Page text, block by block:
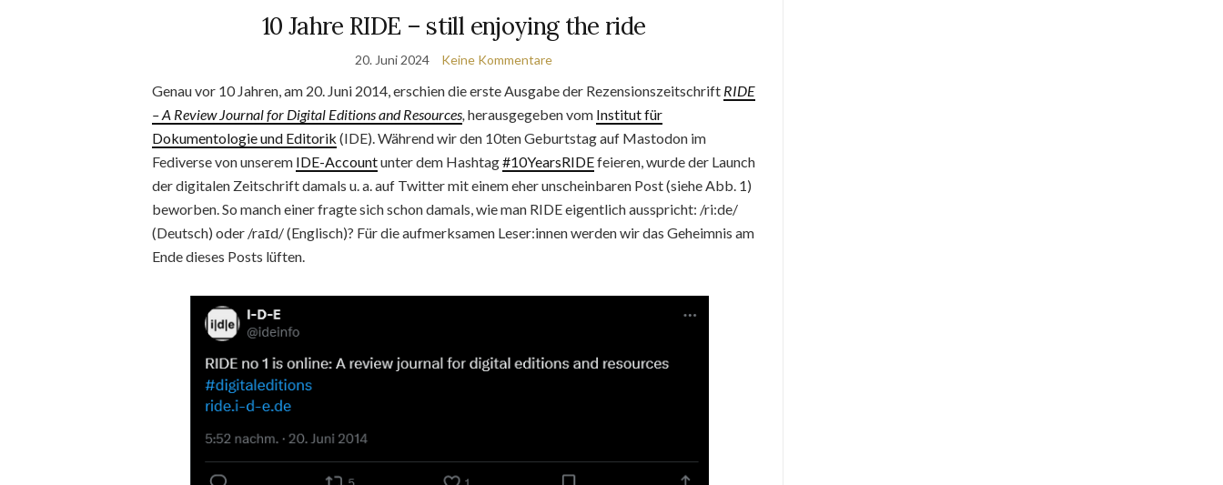
10 Jahre RIDE – still enjoying the ride
20. Juni 2024 Keine Kommentare
Genau vor 10 Jahren, am 20. Juni 2014, erschien die erste Ausgabe der Rezensionszeitschrift RIDE
– A Review Journal for Digital Editions and Resources, herausgegeben vom Institut für
Dokumentologie und Editorik (IDE). Während wir den 10ten Geburtstag auf Mastodon im
Fediverse von unserem IDE-Accountunter dem Hashtag#10YearsRIDEfeieren, wurde der Launch
der digitalen Zeitschrift damals u. a. auf Twitter mit einem eher unscheinbaren Post (siehe Abb. 1)
beworben. So manch einer fragte sich schon damals, wie man RIDE eigentlich ausspricht: /ri:de/
(Deutsch) oder /raɪd/ (Englisch)? Für die aufmerksamen Leser:innen werden wir das Geheimnis am
Ende dieses Posts lüften.